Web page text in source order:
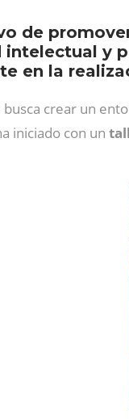
de
y
en la
busca crear un
iniciado con un